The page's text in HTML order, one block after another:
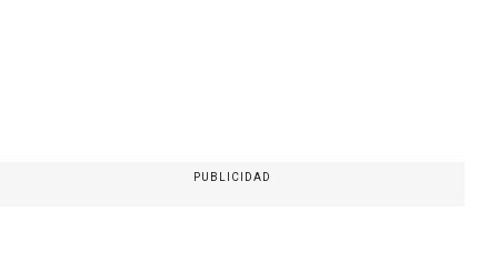
PUBLICIDAD